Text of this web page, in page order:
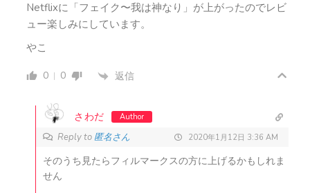
Netflixに「フェイク〜我は神なり」が上がったのでレビ
ュー楽しみにしています。
やこ
0 0 返信
さわだ Author
Reply to匿名さん 2020年1月12日 3:36 AM
そのうち見たらフィルマークスの方に上げるかもしれま
せん